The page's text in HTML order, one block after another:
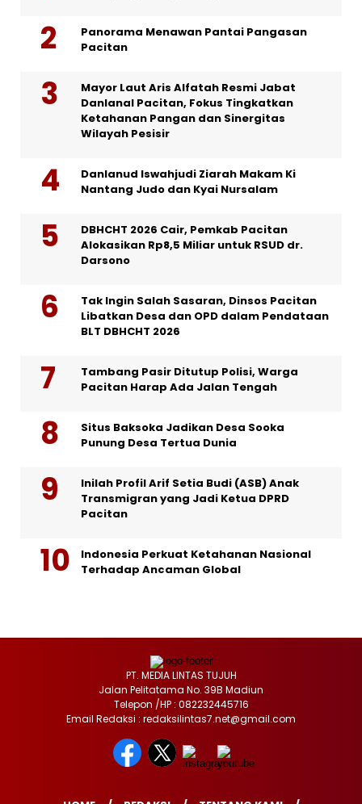
Panorama Menawan Pantai Pangasan
Pacitan
Mayor Laut Aris Alfatah Resmi Jabat
Danlanal Pacitan, Fokus Tingkatkan
Ketahanan Pangan dan Sinergitas
Wilayah Pesisir
Danlanud Iswahjudi Ziarah Makam Ki
Nantang Judo dan Kyai Nursalam
DBHCHT 2026 Cair, Pemkab Pacitan
Alokasikan Rp8,5 Miliar untuk RSUD dr.
Darsono
Tak Ingin Salah Sasaran, Dinsos Pacitan
Libatkan Desa dan OPD dalam Pendataan
BLT DBHCHT 2026
Tambang Pasir Ditutup Polisi, Warga
Pacitan Harap Ada Jalan Tengah
Situs Baksoka Jadikan Desa Sooka
Punung Desa Tertua Dunia
Inilah Profil Arif Setia Budi (ASB) Anak
Transmigran yang Jadi Ketua DPRD
Pacitan
Indonesia Perkuat Ketahanan Nasional
Terhadap Ancaman Global
PT. MEDIA LINTAS TUJUH
Jalan Pelitatama No. 39B Madiun
Telepon /HP : 082232445716
Email Redaksi : redaksilintas7.net@gmail.com